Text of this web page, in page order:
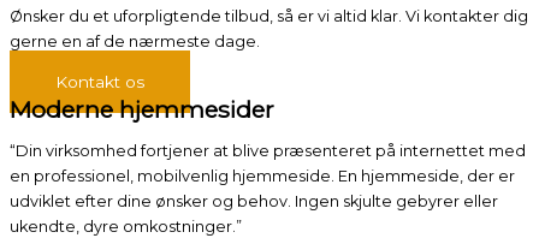
Ønsker du et uforpligtende tilbud, så er vi altid klar. Vi kontakter dig
gerne en af de nærmeste dage.
Kontakt os
Moderne hjemmesider
“Din virksomhed fortjener at blive præsenteret på internettet med
en professionel, mobilvenlig hjemmeside. En hjemmeside, der er
udviklet efter dine ønsker og behov. Ingen skjulte gebyrer eller
ukendte, dyre omkostninger.”